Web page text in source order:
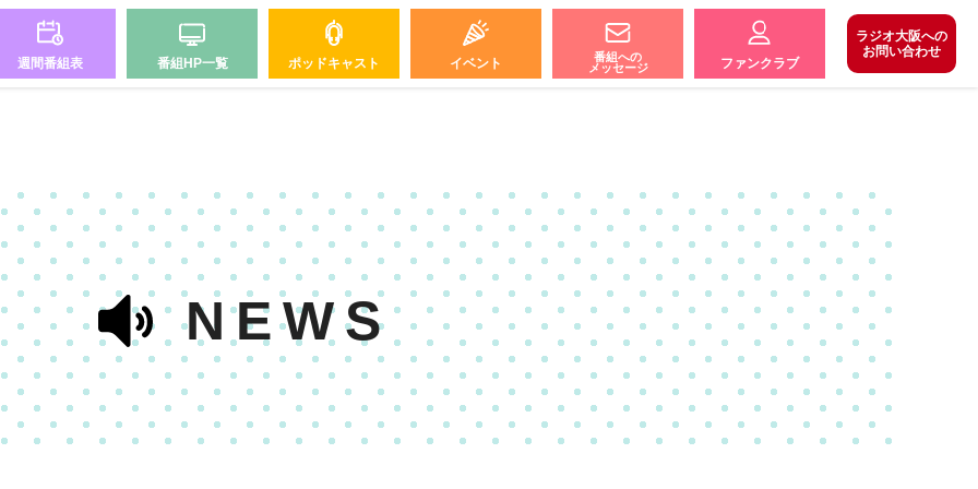
週間番組表 番組HP一覧 ポッドキャスト イベント
番組への
メッセージ
ファンクラブ
ラジオ大阪への
お問い合わせ
NEWS